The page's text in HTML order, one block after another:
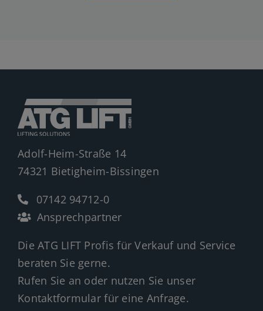
Adolf-Heim-Straße 14
74321 Bietigheim-Bissingen
07142 94712-0
Ansprechpartner
Die ATG LIFT Profis für Verkauf und Service
beraten Sie gerne.
Rufen Sie an oder nutzen Sie unser
Kontaktformular für eine Anfrage.